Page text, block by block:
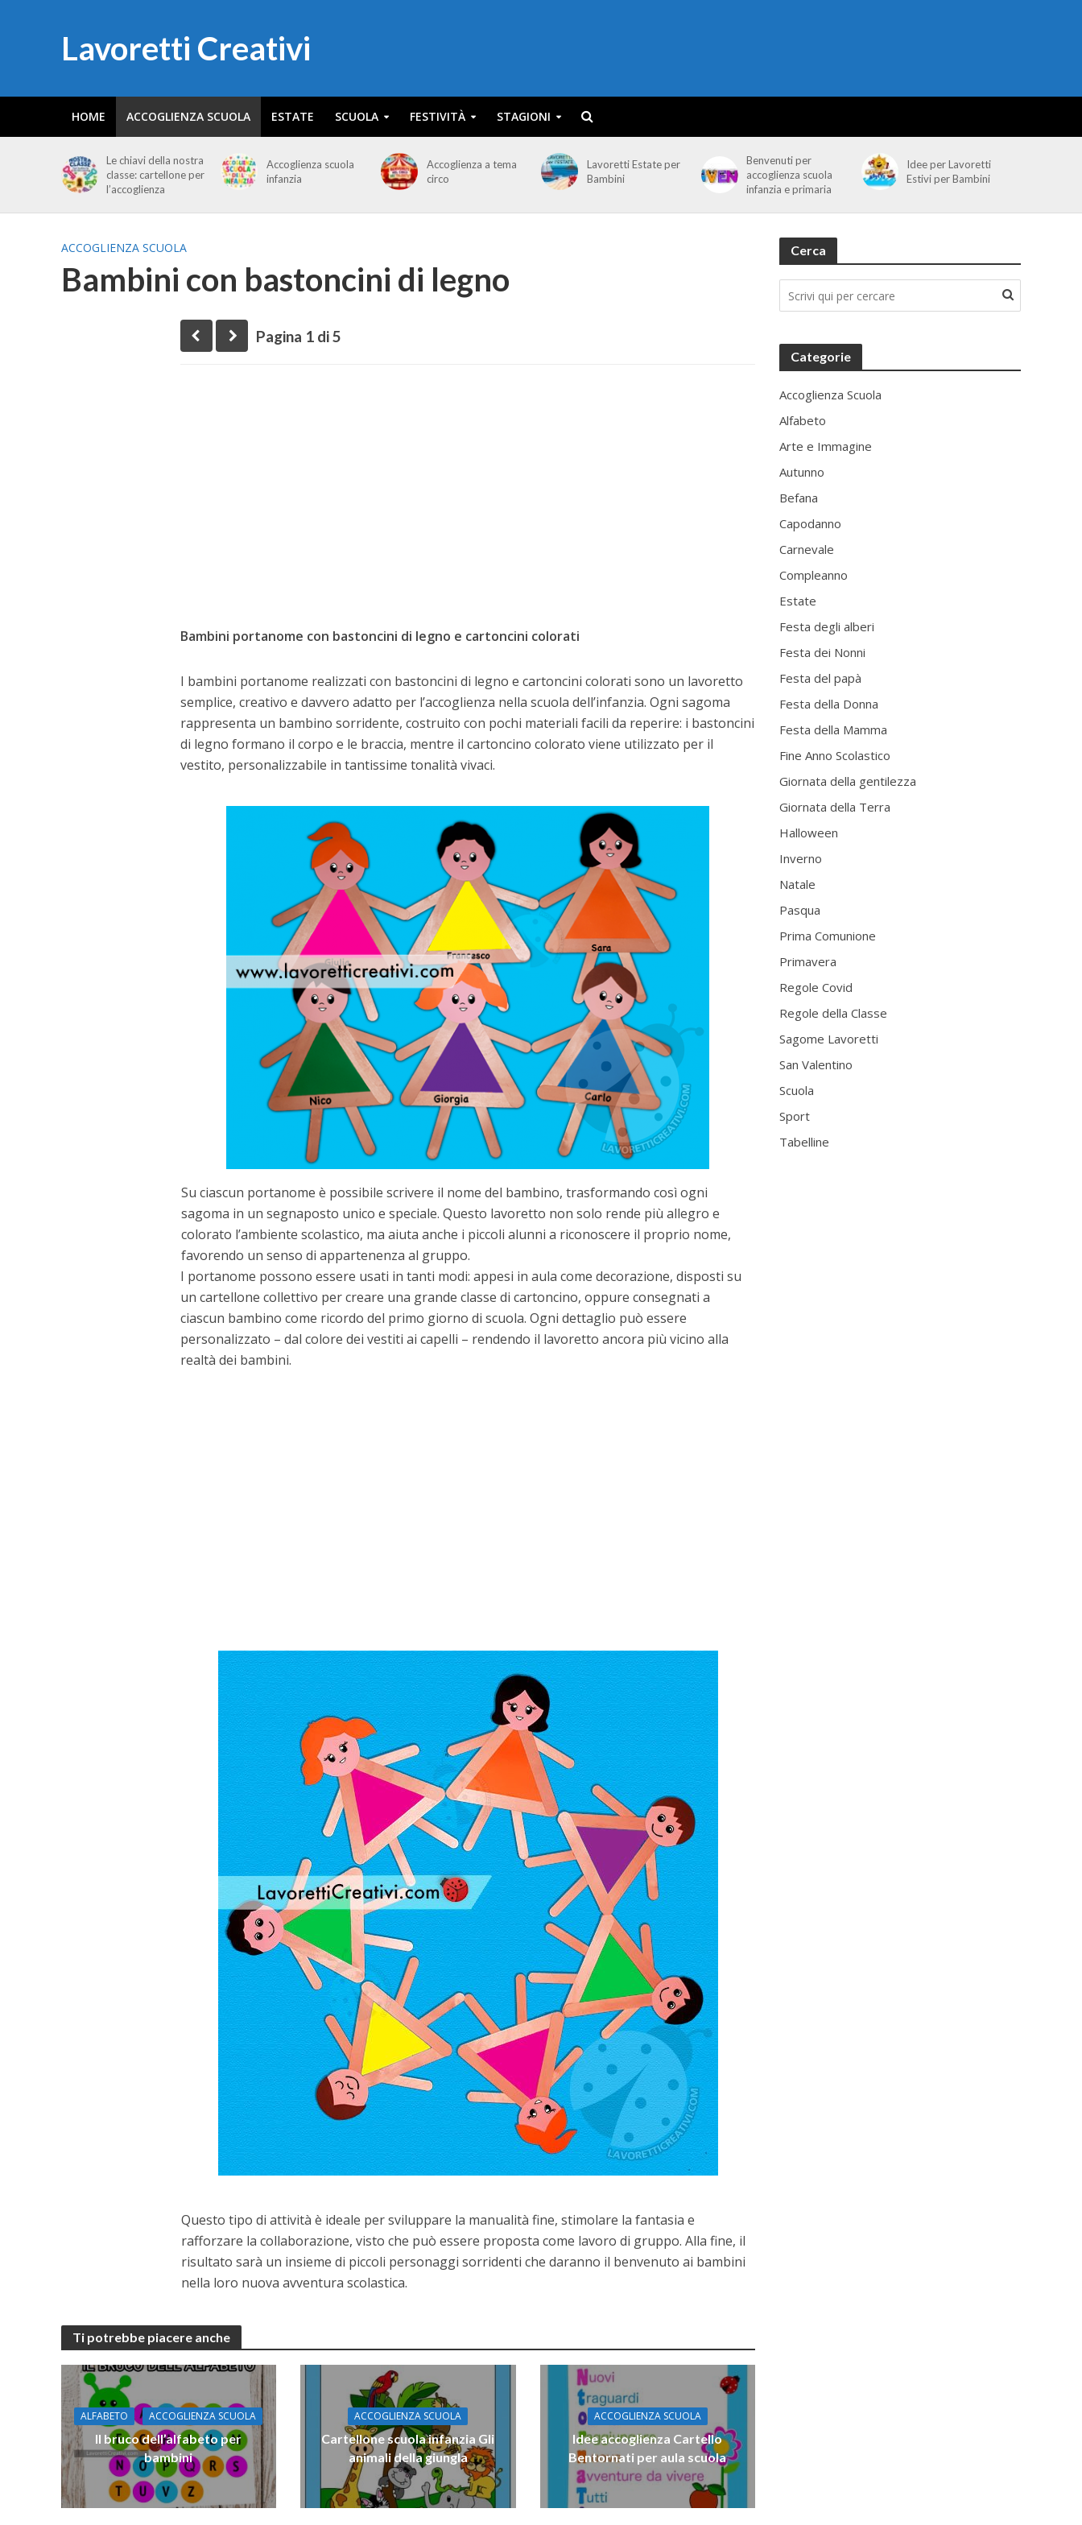
Lavoretti Creativi
HOME ACCOGLIENZA SCUOLA ESTATE SCUOLA FESTIVITÀ STAGIONI
Le chiavi della nostra
classe: cartellone per
l’accoglienza
Accoglienza scuola
infanzia
Accoglienza a tema
circo
Lavoretti Estate per
Bambini
Benvenuti per
accoglienza scuola
infanzia e primaria
Idee per Lavoretti
Estivi per Bambini
ACCOGLIENZA SCUOLA
Bambini con bastoncini di legno
Pagina 1 di 5
Bambini portanome con bastoncini di legno e cartoncini colorati
I bambini portanome realizzati con bastoncini di legno e cartoncini colorati sono un lavoretto
semplice, creativo e davvero adatto per l’accoglienza nella scuola dell’infanzia. Ogni sagoma
rappresenta un bambino sorridente, costruito con pochi materiali facili da reperire: i bastoncini
di legno formano il corpo e le braccia, mentre il cartoncino colorato viene utilizzato per il
vestito, personalizzabile in tantissime tonalità vivaci.
Su ciascun portanome è possibile scrivere il nome del bambino, trasformando così ogni
sagoma in un segnaposto unico e speciale. Questo lavoretto non solo rende più allegro e
colorato l’ambiente scolastico, ma aiuta anche i piccoli alunni a riconoscere il proprio nome,
favorendo un senso di appartenenza al gruppo.
I portanome possono essere usati in tanti modi: appesi in aula come decorazione, disposti su
un cartellone collettivo per creare una grande classe di cartoncino, oppure consegnati a
ciascun bambino come ricordo del primo giorno di scuola. Ogni dettaglio può essere
personalizzato – dal colore dei vestiti ai capelli – rendendo il lavoretto ancora più vicino alla
realtà dei bambini.
Questo tipo di attività è ideale per sviluppare la manualità fine, stimolare la fantasia e
rafforzare la collaborazione, visto che può essere proposta come lavoro di gruppo. Alla fine, il
risultato sarà un insieme di piccoli personaggi sorridenti che daranno il benvenuto ai bambini
nella loro nuova avventura scolastica.
Ti potrebbe piacere anche
ALFABETO ACCOGLIENZA SCUOLA
Il bruco dell’​alfabeto per
bambini
ACCOGLIENZA SCUOLA
Cartellone scuola infanzia Gli
animali della giungla
ACCOGLIENZA SCUOLA
Idee accoglienza Cartello
Bentornati per aula scuola
Cerca
Categorie
Accoglienza Scuola
Alfabeto
Arte e Immagine
Autunno
Befana
Capodanno
Carnevale
Compleanno
Estate
Festa degli alberi
Festa dei Nonni
Festa del papà
Festa della Donna
Festa della Mamma
Fine Anno Scolastico
Giornata della gentilezza
Giornata della Terra
Halloween
Inverno
Natale
Pasqua
Prima Comunione
Primavera
Regole Covid
Regole della Classe
Sagome Lavoretti
San Valentino
Scuola
Sport
Tabelline